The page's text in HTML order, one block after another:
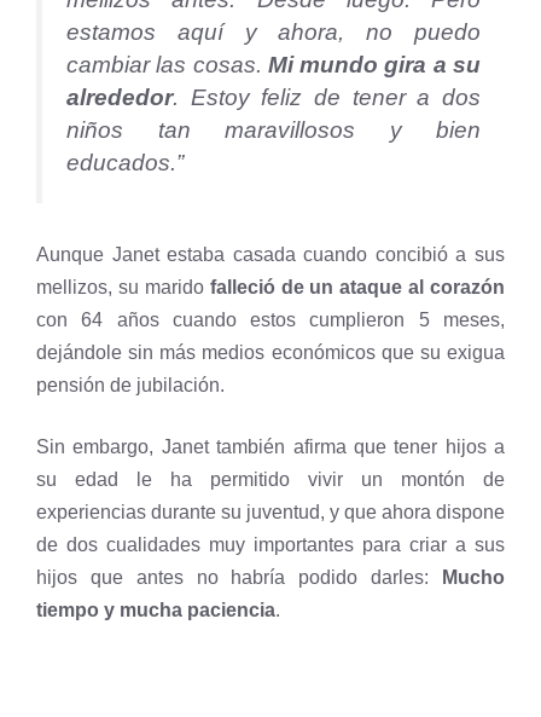
estamos aquí y ahora, no puedo
cambiar las cosas. Mi mundo gira a su
alrededor. Estoy feliz de tener a dos
niños tan maravillosos y bien
educados.”
Aunque Janet estaba casada cuando concibió a sus
mellizos, su maridofalleció de un ataque al corazón
con 64 años cuando estos cumplieron 5 meses,
dejándole sin más medios económicos que su exigua
pensión de jubilación.
Sin embargo, Janet también afirma que tener hijos a
su edad le ha permitido vivir un montón de
experiencias durante su juventud, y que ahora dispone
de dos cualidades muy importantes para criar a sus
hijos que antes no habría podido darles:
Mucho
tiempo y mucha paciencia.